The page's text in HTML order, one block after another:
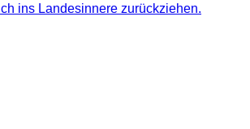
ins Landesinnere zurückziehen.